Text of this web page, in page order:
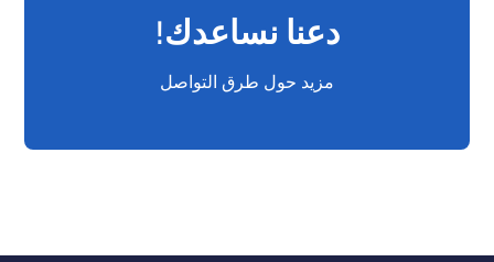
دعنا نساعدك!
مزيد حول طرق التواصل